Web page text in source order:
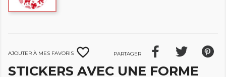
Ajouter à mes favoris favorite_border Partager
STICKERS AVEC UNE FORME